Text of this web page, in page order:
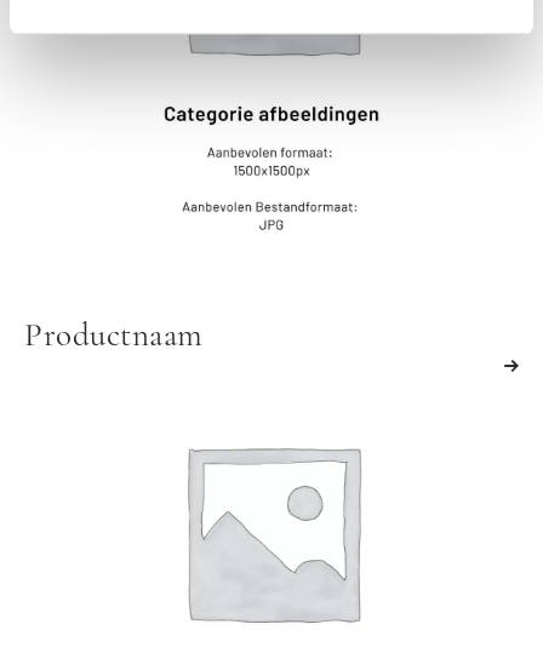
Productnaam